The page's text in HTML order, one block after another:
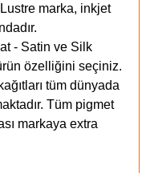
marka, inkjet
- Satin ve Silk
özelliğini seçiniz.
tüm dünyada
Tüm pigmet
markaya extra